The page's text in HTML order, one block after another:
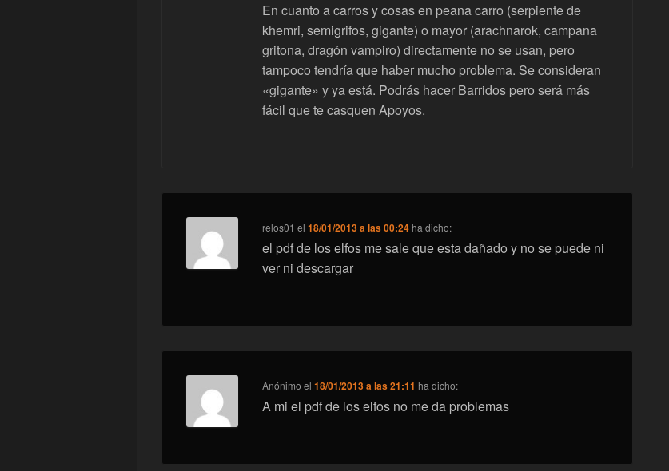
En cuanto a carros y cosas en peana carro (serpiente de
khemri, semigrifos, gigante) o mayor (arachnarok, campana
gritona, dragón vampiro) directamente no se usan, pero
tampoco tendría que haber mucho problema. Se consideran
«gigante» y ya está. Podrás hacer Barridos pero será más
fácil que te casquen Apoyos.
relos01 el18/01/2013 a las 00:24ha dicho:
el pdf de los elfos me sale que esta dañado y no se puede ni
ver ni descargar
Anónimo el18/01/2013 a las 21:11 ha dicho:
A mi el pdf de los elfos no me da problemas